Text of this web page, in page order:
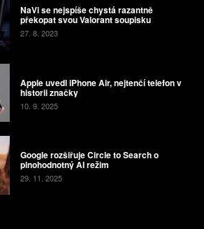
NaVi se nejspíše chystá razantně
překopat svou Valorant soupisku
27. 8. 2023
Apple uvedl iPhone Air, nejtenčí telefon v
historii značky
10. 9. 2025
Google rozšiřuje Circle to Search o
plnohodnotný AI režim
29. 11. 2025